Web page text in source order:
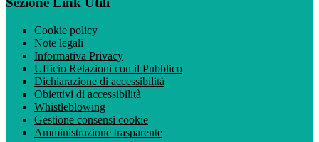
Cookie policy
Note legali
Informativa Privacy
Ufficio Relazioni con il Pubblico
Dichiarazione di accessibilità
Obiettivi di accessibilità
Whistleblowing
Gestione consensi cookie
Amministrazione trasparente